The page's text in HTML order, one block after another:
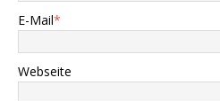
E-Mail*
Webseite